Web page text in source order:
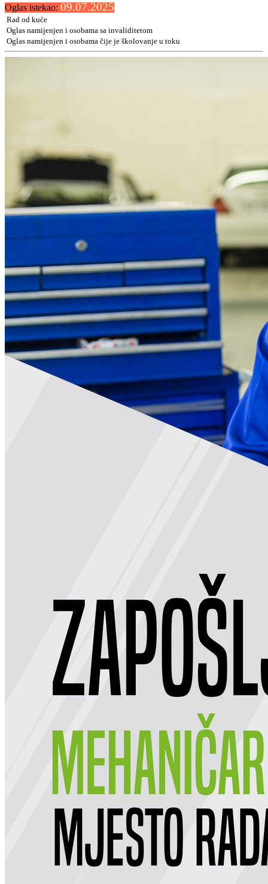
Oglas istekao: 09.07.2025
Rad od kuće
Oglas namijenjen i osobama sa invaliditetom
Oglas namijenjen i osobama čije je školovanje u toku